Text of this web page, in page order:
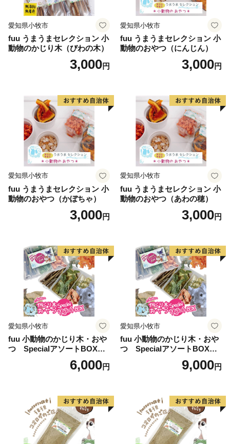
愛知県小牧市
fuu うまうまセレクション 小
動物のかじり木（びわの木）
3,000円
愛知県小牧市
fuu うまうまセレクション 小
動物のおやつ（にんじん）
3,000円
愛知県小牧市
fuu うまうまセレクション 小
動物のおやつ（かぼちゃ）
3,000円
愛知県小牧市
fuu うまうまセレクション 小
動物のおやつ（あわの穂）
3,000円
愛知県小牧市
fuu 小動物のかじり木・おや
つ SpecialアソートBOX（1
6,000円
愛知県小牧市
fuu 小動物のかじり木・おや
つ SpecialアソートBOX（2
9,000円